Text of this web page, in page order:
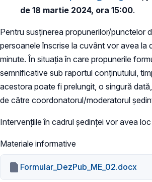
de 18 martie 2024, ora 15:00.
Pentru susținerea propunerilor/punctelor
persoanele înscrise la cuvânt vor avea la
minute. În situația în care propunerile
semnificative sub raportul conținutului,
acestora poate fi prelungit, o singură
de către coordonatorul/moderatorul
Intervențiile în cadrul ședinței vor avea
Materiale informative
Formular_DezPub_ME_02.docx